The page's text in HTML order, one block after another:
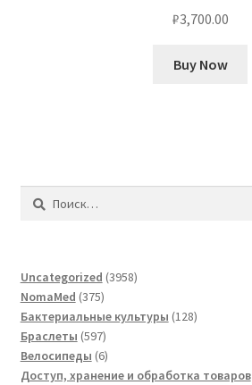
₽3,700.00
Buy Now
Найти:
Uncategorized 39583958
NomaMed 375375
товаров
Бактериальные культуры 128128
Браслеты 597597
товаров
Велосипеды 66
товаров
Доступ, хранение и обработка товаров